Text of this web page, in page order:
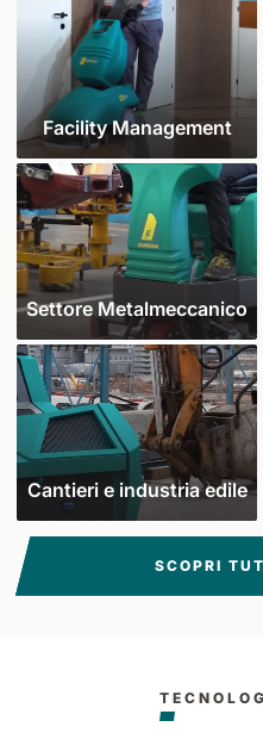
Facility Management
Settore Metalmeccanico
Cantieri e industria edile
SCOPRI